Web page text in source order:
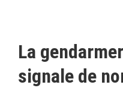
La
signale de